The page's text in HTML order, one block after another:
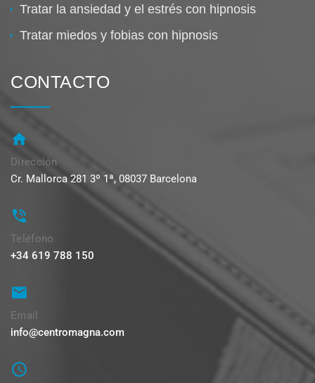
Tratar la ansiedad y el estrés con hipnosis
Tratar miedos y fobias con hipnosis
CONTACTO
Dirección
Cr. Mallorca 281 3º 1ª, 08037 Barcelona
Teléfono
+34 619 788 150
Email
info@centromagna.com